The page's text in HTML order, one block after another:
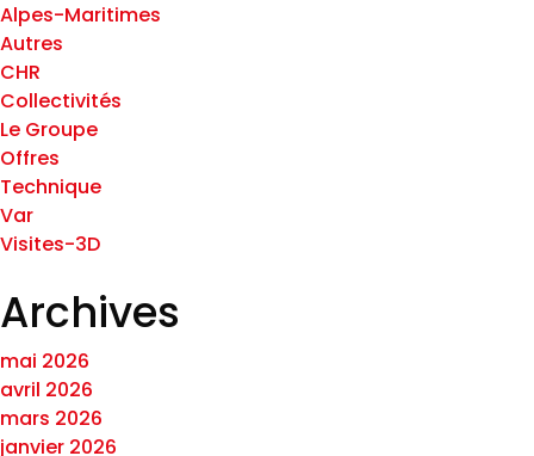
Alpes-Maritimes
Autres
CHR
Collectivités
Le Groupe
Offres
Technique
Var
Visites-3D
Archives
mai 2026
avril 2026
mars 2026
janvier 2026